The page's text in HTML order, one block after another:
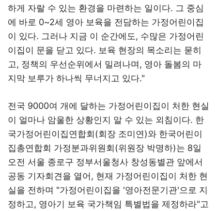
하게 자랄 수 있는 환경을 마련하는 일이다. 그 중심
에 바로 0~2세 영아 보육을 전담하는 가정어린이집
이 있다. 그러나 지금 이 순간에도, 수많은 가정어린
이집이 문을 닫고 있다. 보육 현장의 목소리는 묻히
고, 정책의 우선순위에서 밀려나며, 영아 돌봄의 마
지막 보루가 하나씩 무너지고 있다."
전국 9000여 개에 달하는 가정어린이집이 처한 현실
이 얼마나 암울한 상황인지 알 수 있는 외침이다. 한
국가정어린이집연합회(회장 조미연)와 한국어린이
집총연합회 가정분과위원회(위원장 박명하)는 8일
오전 서울 종로구 정부서울청사 창성동별관 앞에서
공동 기자회견을 열어, 현재 가정어린이집이 처한 현
실을 전하며 "가정어린이집을 '영아전문기관'으로 지
정하고, 영아기 보육 국가책임 특별법을 제정하라"고